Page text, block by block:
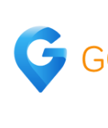
content